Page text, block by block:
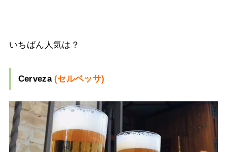
いちばん人気は？
Cerveza(セルベッサ)